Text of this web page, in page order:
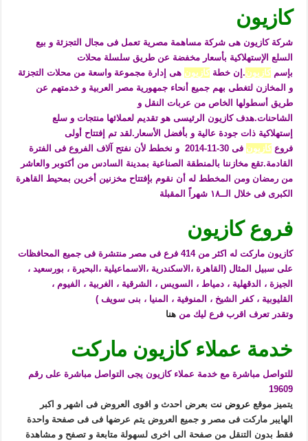
كازيون
شركة كازيون هى شركة مساهمة مصرية تعمل فى مجال التجزئة و بيع
السلع الإستهلاكية بأسعار مخفضة عن طريق سلسلة محلات
بإسم كازيون.إن خطة كازيونهى إدارة مجموعة واسعة من محلات التجزئة
و المخازن لتغطى بهم جميع أنحاء جمهورية مصر العربية و خدمتهم عن
طريق أسطولها الخاص من عربات النقل و
الشاحنات.هدف كازيون الرئيسى هو تقديم لعملائها منتجات و سلع
إستهلاكية ذات جودة عالية و بأفضل الأسعار.لقد تم إفتتاح أولى
فروع كازيون
فى 30-11-2014 و نخطط لأن نفتح آلاف الفروع فى الفترة
القادمة.تقع مخازننا بالمنطقة الصناعية بمدينة السادس من أكتوبر والعاشر
من رمضان ومن المخطط له أن نقوم بإفتتاح مخزنين أخرين بمحيط القاهرة
الكبرى فى خلال الــ١٨ شهراً المقبلة
فروع كازيون
كازيون ماركت له اكثر من 414 فرع فى مصر منتشرة فى جميع المحافظات
على سبيل المثال (القاهرة ،الاسكندرية ،الاسماعيلية ،البحيرة ، بورسعيد ،
الجيزة ، الدقهلية ، دمياط ، السويس ، الشرقية ، الغربية ، الفيوم ،
القليوبية ، كفر الشيخ ، المنوفية ، المنيا ، بنى سويف )
وتقدر تعرف اقرب فرع ليك من هنا
خدمة عملاء كازيون ماركت
للتواصل مباشرة مع خدمة عملاء كازيون يجى التواصل مباشرة على رقم
19609
يتميز موقع عروض نتبعرض احدث و اقوى العروض فى اشهر و اكبر
الهايبر ماركت فى مصر و جميع العروض يتم عرضها فى فى صفحة واحدة
فقط بدون التنقل من صفحة الى اخرى لسهولة متابعة و تصفح و مشاهدة